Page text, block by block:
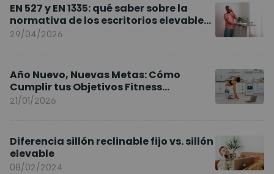
EN 527 y EN 1335: qué saber sobre la
normativa de los escritorios elevables
y sillas ergonómicas
29/04/2026
Año Nuevo, Nuevas Metas: Cómo
Cumplir tus Objetivos Fitness
Entrenando en Casa
21/01/2026
Diferencia sillón reclinable fijo vs. sillón
elevable
08/02/2024